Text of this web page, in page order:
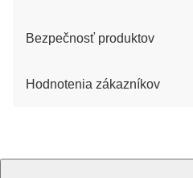
Bezpečnosť produktov
Hodnotenia zákazníkov